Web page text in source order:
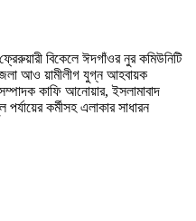
বিকেলে ঈদগাঁওর নুর কমিউনিটি
আও য়ামীলীগ যুগ্ন আহবায়ক
কাফি আনোয়ার, ইসলামাবাদ
কর্মীসহ এলাকার সাধারন